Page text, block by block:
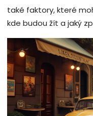
také faktory, které
kde budou žít a jaký